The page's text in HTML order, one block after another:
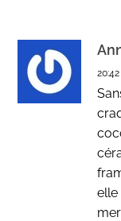
20:42
elle